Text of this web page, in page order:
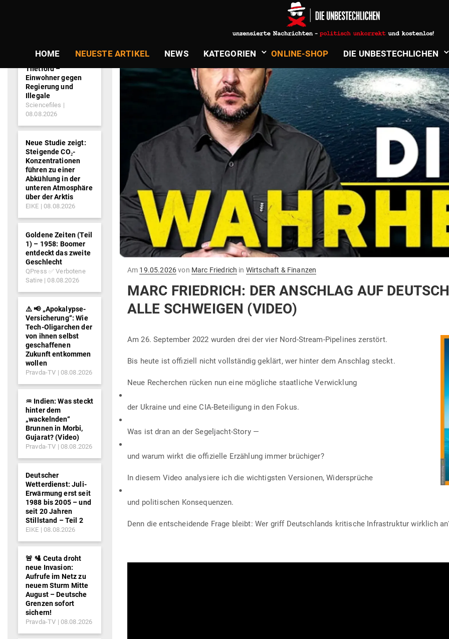
HOME NEUESTE ARTIKEL NEWS KATE­GORIEN ONLINE-SHOP DIE UNBE­STECH­LICHEN
Am Gepostet
19.05.2026von Marc Friedrich in Wirtschaft & Finanzen
MARC FRIEDRICH: DER ANSCHLAG AUF
ALLE SCHWEIGEN (VIDEO)
Am 26. Sep­tember 2022 wurden drei der vier Nord-Stream-Pipe­lines zerstört.
Bis heute ist offi­ziell nicht voll­ständig geklärt, wer hinter dem Anschlag steckt.
Neue Recherchen rücken nun eine mög­liche staat­liche Verwicklung
der Ukraine und eine CIA-Betei­ligung in den Fokus.
Was ist dran an der Segeljacht-Story —
und warum wirkt die offi­zielle Erzählung immer brüchiger?
In diesem Video ana­ly­siere ich die wich­tigsten Ver­sionen, Widersprüche
und poli­ti­schen Konsequenzen.
Denn die ent­schei­dende Frage bleibt: Wer griff Deutsch­lands kri­tische Infra­struktur wirklich
Thetford –
Einwohner gegen
Regierung und
Illegale
Sciencefiles
08.08.2026
Neue Studie zeigt:
Steigende CO₂-
Konzentrationen
führen zu einer
Abkühlung in der
unteren Atmosphäre
über der Arktis
EIKE 08.08.2026
Goldene Zeiten (Teil
1) – 1958: Boomer
entdeckt das zweite
Geschlecht
QPress ✅ Verbotene
Satire
08.08.2026
⚠️ 📢 „Apokalypse-
Versicherung“: Wie
Tech-Oligarchen der
von ihnen selbst
geschaffenen
Zukunft entkommen
wollen
Pravda-TV 08.08.2026
♒︎ Indien: Was steckt
hinter dem
„wackelnden“
Brunnen in Morbi,
Gujarat? (Video)
Pravda-TV 08.08.2026
Deutscher
Wetterdienst: Juli-
Erwärmung erst seit
1988 bis 2005 – und
seit 20 Jahren
Stillstand – Teil 2
EIKE 08.08.2026
🚨 🛂 Ceuta droht
neue Invasion:
Aufrufe im Netz zu
neuem Sturm Mitte
August – Deutsche
Grenzen sofort
sichern!
Pravda-TV 08.08.2026